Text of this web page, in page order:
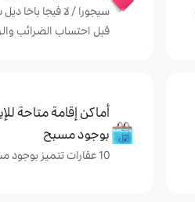
قبل احتساب الضرائب
أماكن إقامة متاحة
بوجود مسبح
10 عقارات تتميز بوجود مسبح